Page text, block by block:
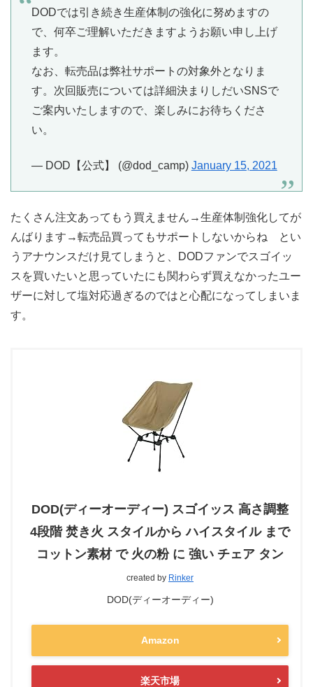
DODでは引き続き生産体制の強化に努めますの
で、何卒ご理解いただきますようお願い申し上げ
ます。
なお、転売品は弊社サポートの対象外となりま
す。次回販売については詳細決まりしだいSNSで
ご案内いたしますので、楽しみにお待ちくださ
い。
— DOD【公式】 (@dod_camp) January 15, 2021
たくさん注文あってもう買えません→生産体制強化してが
んばります→転売品買ってもサポートしないからね とい
うアナウンスだけ見てしまうと、DODファンでスゴイッ
スを買いたいと思っていたにも関わらず買えなかったユー
ザーに対して塩対応過ぎるのではと心配になってしまいま
す。
DOD(ディーオーディー) スゴイッス 高さ調整
4段階 焚き火 スタイルから ハイスタイル まで
コットン素材 で 火の粉 に 強い チェア タン
created by Rinker
DOD(ディーオーディー)
Amazon
楽天市場